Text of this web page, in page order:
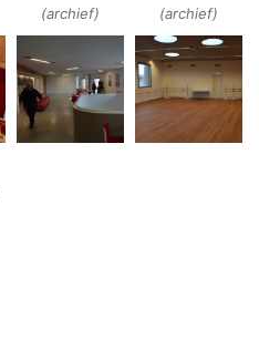
(archief)
(archief)